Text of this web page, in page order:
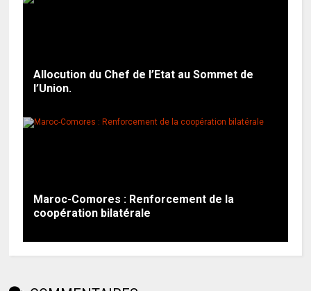
Allocution du Chef de l’Etat au Sommet de
l’Union.
Maroc-Comores : Renforcement de la
coopération bilatérale